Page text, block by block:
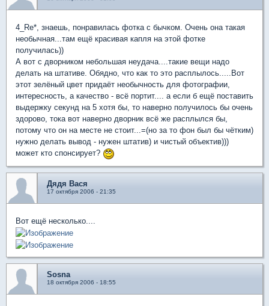
4_Re*, знаешь, понравилась фотка с бычком. Очень она такая
необычная...там ещё красивая капля на этой фотке
получилась))
А вот с дворником небольшая неудача....такие вещи надо
делать на штативе. Обядно, что как то это расплылось.....Вот
этот зелёный цвет придаёт необычность для фотографии,
интересность, а качество - всё портит.... а если б ещё поставить
выдержку секунд на 5 хотя бы, то наверно получилось бы очень
здорово, тока вот наверно дворник всё же расплылся бы,
потому что он на месте не стоит...=(но за то фон был бы чётким)
нужно делать вывод - нужен штатив) и чистый объектив)))
может кто спонсирует?
Дядя Вася
17 октября 2006 - 21:35
Вот ещё несколько....
Sosna
18 октября 2006 - 18:55